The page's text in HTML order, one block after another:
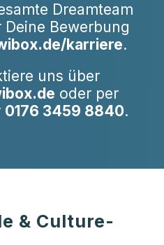
Dreamteam
Bewerbung
karriere.
uns über
oder per
0176 3459 8840.
& Culture-